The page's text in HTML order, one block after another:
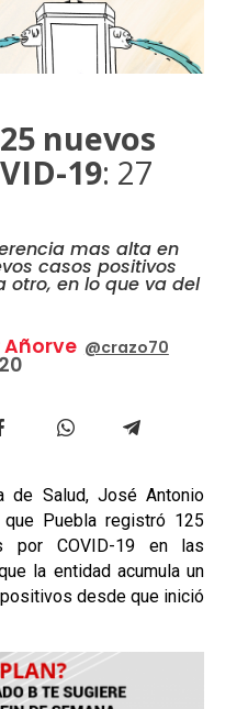
nuevos
19: 27
mas alta en
casos positivos
otro, en lo que va del
Añorve @crazo70
de Salud, José Antonio
que Puebla registró 125
por COVID-19 en las
la entidad acumula un
desde que inició